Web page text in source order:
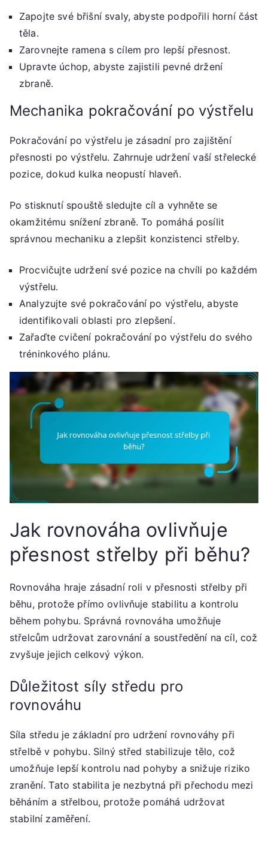
Zapojte své břišní svaly, abyste podpořili horní část
těla.
Zarovnejte ramena s cílem pro lepší přesnost.
Upravte úchop, abyste zajistili pevné držení
zbraně.
Mechanika pokračování po výstřelu
Pokračování po výstřelu je zásadní pro zajištění
přesnosti po výstřelu. Zahrnuje udržení vaší střelecké
pozice, dokud kulka neopustí hlaveň.
Po stisknutí spouště sledujte cíl a vyhněte se
okamžitému snížení zbraně. To pomáhá posílit
správnou mechaniku a zlepšit konzistenci střelby.
Procvičujte udržení své pozice na chvíli po každém
výstřelu.
Analyzujte své pokračování po výstřelu, abyste
identifikovali oblasti pro zlepšení.
Zařaďte cvičení pokračování po výstřelu do svého
tréninkového plánu.
Jak rovnováha ovlivňuje
přesnost střelby při běhu?
Rovnováha hraje zásadní roli v přesnosti střelby při
běhu, protože přímo ovlivňuje stabilitu a kontrolu
během pohybu. Správná rovnováha umožňuje
střelcům udržovat zarovnání a soustředění na cíl, což
zvyšuje jejich celkový výkon.
Důležitost síly středu pro
rovnováhu
Síla středu je základní pro udržení rovnováhy při
střelbě v pohybu. Silný střed stabilizuje tělo, což
umožňuje lepší kontrolu nad pohyby a snižuje riziko
zranění. Tato stabilita je nezbytná při přechodu mezi
běháním a střelbou, protože pomáhá udržovat
stabilní zaměření.